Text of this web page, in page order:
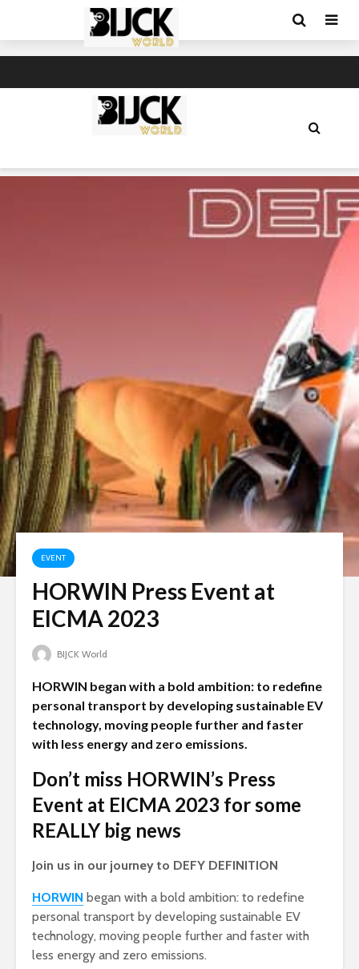
EVENT
HORWIN Press Event at
EICMA 2023
BIJCK World
HORWIN began with a bold ambition: to redefine
personal transport by developing sustainable EV
technology, moving people further and faster
with less energy and zero emissions.
Don’t miss HORWIN’s Press
Event at EICMA 2023 for some
REALLY big news
Join us in our journey to DEFY DEFINITION
HORWIN began with a bold ambition: to redefine
personal transport by developing sustainable EV
technology, moving people further and faster with
less energy and zero emissions.